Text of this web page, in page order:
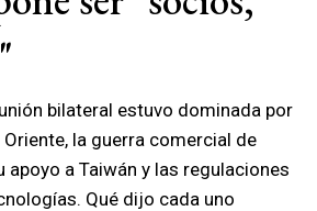
bilateral estuvo dominada por
la guerra comercial de
apoyo a Taiwán y las regulaciones
Qué dijo cada uno